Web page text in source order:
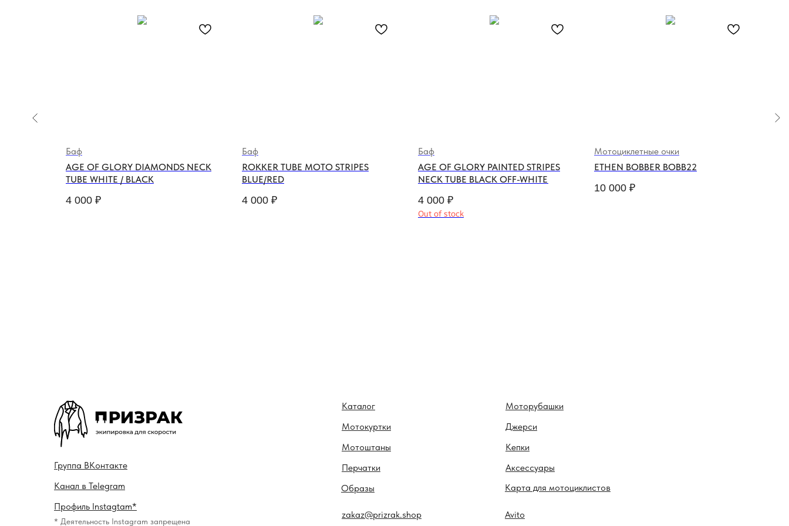
AGE OF GLORY DIAMONDS NECK
TUBE WHITE / BLACK
Баф
4 000 ₽
ROKKER TUBE MOTO STRIPES
BLUE/RED
Баф
4 000 ₽
AGE OF GLORY PAINTED STRIPES
NECK TUBE BLACK OFF-WHITE
Баф
4 000 ₽
Out of stock
ETHEN BOBBER BOBB22
Мотоциклетные очки
10 000 ₽
Каталог
Мотокуртки
Мотоштаны
Перчатки
Карта для мотоциклистов
Моторубашки
Образы
Джерси
Кепки
Аксессуары
Канал в Telegram
* Деятельность Instagram запрещена
Профиль Instagtam*
Гру ппа ВКонтакте
zakaz@prizrak.shop Avito